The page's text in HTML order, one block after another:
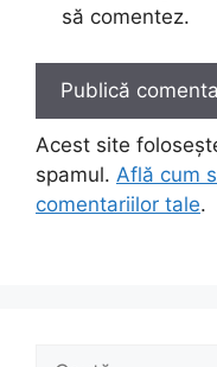
să comentez.
Acest site
spamul. Află cum
comentariilor tale.
Caută